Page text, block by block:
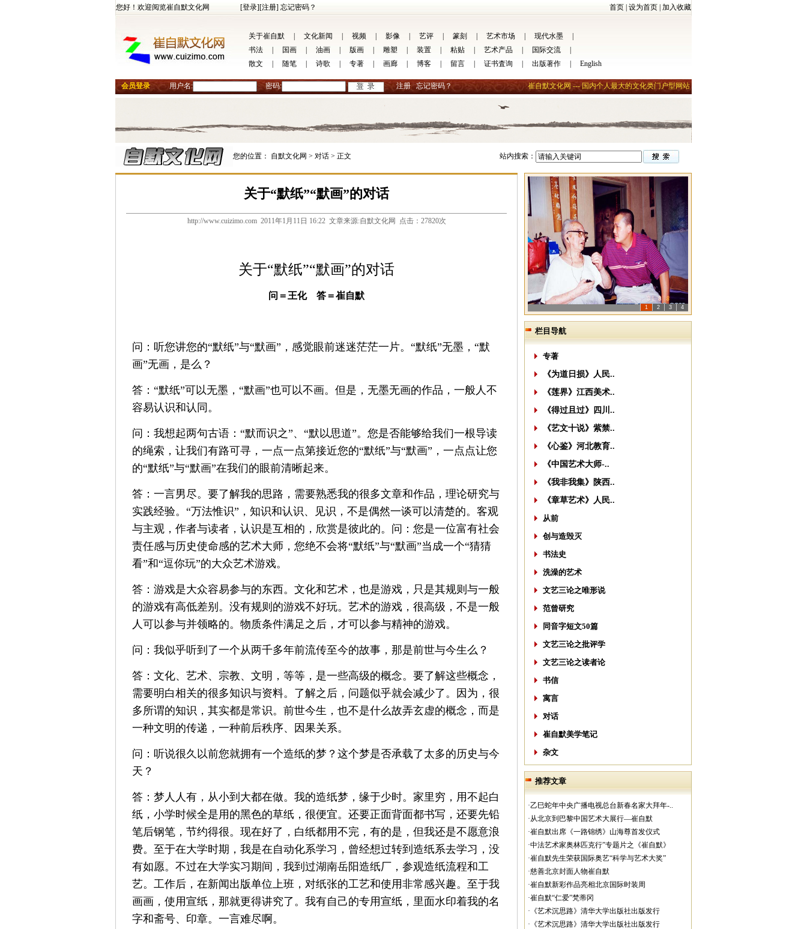
您好！欢迎阅览崔自默文化网 [登录][注册] 忘记密码？ 首页 设为首页 加入收藏
关于崔自默 文化新闻 视频 影像 艺评 篆刻 艺术市场 现代水墨
书法
国画 油画 版画 雕塑 装置 粘贴 艺术产品 国际交流
散文
随笔 诗歌 专著 画廊 博客 留言 证书査询 出版著作 English
会员登录 用户名: 密码: 注册 忘记密码？ 崔自默文化网 --- 国内个人最大的文化类门户型网站
您的位置： 自默文化网 > 对话 > 正文 站内搜索：
关于“默纸”“默画”的对话
http://www.cuizimo.com 2011年1月11日 16:22 文章来源:自默文化网 点击：27820次
关于“默纸”“默画”的对话
问＝王化 答＝崔自默
问：听您讲您的“默纸”与“默画”，感觉眼前迷迷茫茫一片。“默纸”无墨，“默
画”无画，是么？
答：“默纸”可以无墨，“默画”也可以不画。但是，无墨无画的作品，一般人不
容易认识和认同。
问：我想起两句古语：“默而识之”、“默以思道”。您是否能够给我们一根导读
的绳索，让我们有路可寻，一点一点第接近您的“默纸”与“默画”，一点点让您
的“默纸”与“默画”在我们的眼前清晰起来。
答：一言男尽。要了解我的思路，需要熟悉我的很多文章和作品，理论研究与
实践经验。“万法惟识”，知识和认识、见识，不是偶然一谈可以清楚的。客观
与主观，作者与读者，认识是互相的，欣赏是彼此的。问：您是一位富有社会
责任感与历史使命感的艺术大师，您绝不会将“默纸”与“默画”当成一个“猜猜
看”和“逗你玩”的大众艺术游戏。
答：游戏是大众容易参与的东西。文化和艺术，也是游戏，只是其规则与一般
的游戏有高低差别。没有规则的游戏不好玩。艺术的游戏，很高级，不是一般
人可以参与并领略的。物质条件满足之后，才可以参与精神的游戏。
问：我似乎听到了一个从两千多年前流传至今的故事，那是前世与今生么？
答：文化、艺术、宗教、文明，等等，是一些高级的概念。要了解这些概念，
需要明白相关的很多知识与资料。了解之后，问题似乎就会减少了。因为，很
多所谓的知识，其实都是常识。前世今生，也不是什么故弄玄虚的概念，而是
一种文明的传递，一种前后秩序、因果关系。
问：听说很久以前您就拥有一个造纸的梦？这个梦是否承载了太多的历史与今
天？
答：梦人人有，从小到大都在做。我的造纸梦，缘于少时。家里穷，用不起白
纸，小学时候全是用的黑色的草纸，很便宜。还要正面背面都书写，还要先铅
笔后钢笔，节约得很。现在好了，白纸都用不完，有的是，但我还是不愿意浪
费。至于在大学时期，我是在自动化系学习，曾经想过转到造纸系去学习，没
有如愿。不过在大学实习期间，我到过湖南岳阳造纸厂，参观造纸流程和工
艺。工作后，在新闻出版单位上班，对纸张的工艺和使用非常感兴趣。至于我
画画，使用宣纸，那就更得讲究了。我有自己的专用宣纸，里面水印着我的名
字和斋号、印章。一言难尽啊。
1 2 3 4
栏目导航
专著
《为道日损》人民..
《莲界》江西美术..
《得过且过》四川..
《艺文十说》紫禁..
《心鉴》河北教育..
《中国艺术大师-..
《我非我集》陕西..
《章草艺术》人民..
从前
创与造毁灭
书法史
洗澡的艺术
文艺三论之唯形说
范曾研究
同音字短文50篇
文艺三论之批评学
文艺三论之读者论
书信
寓言
对话
崔自默美学笔记
杂文
推荐文章
·乙巳蛇年中央广播电视总台新春名家大拜年-..
·从北京到巴黎中国艺术大展行—崔自默
·崔自默出席《一路锦绣》山海尊首发仪式
·中法艺术家奥林匹克行”专题片之《崔自默》
·崔自默先生荣获国际奥艺“科学与艺术大奖”
·慈善北京封面人物崔自默
·崔自默新彩作品亮相北京国际时装周
·崔自默“仁爱”梵蒂冈
·《艺术沉思路》清华大学出版社出版发行
·《艺术沉思路》清华大学出版社出版发行